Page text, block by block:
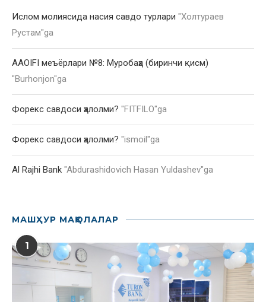
Ислом молиясида насия савдо турлари "Холтураев
Рустам"ga
AAOIFI меъёрлари №8: Муробаҳа (биринчи қисм)
"Burhonjon"ga
Форекс савдоси ҳалолми? "FITFILO"ga
Форекс савдоси ҳалолми? "ismoil"ga
Al Rajhi Bank "Abdurashidovich Hasan Yuldashev"ga
МАШҲУР МАҚОЛАЛАР
1